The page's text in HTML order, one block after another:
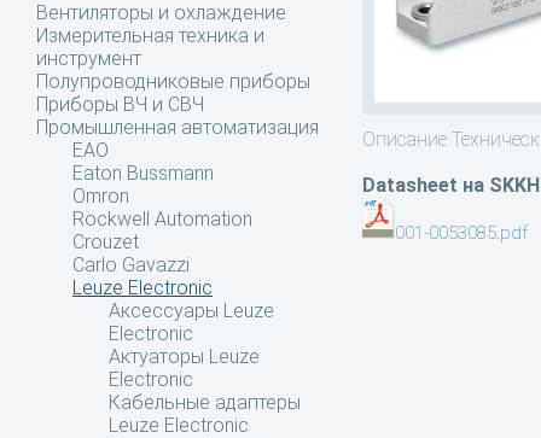
Вентиляторы и охлаждение
Измерительная техника и
инструмент
Полупроводниковые приборы
Приборы ВЧ и СВЧ
Промышленная автоматизация
EAO
Eaton Bussmann
Omron
Rockwell Automation
Crouzet
Carlo Gavazzi
Leuze Electronic
Аксессуары Leuze
Electronic
Актуаторы Leuze
Electronic
Кабельные адаптеры
Leuze Electronic
Описание
Datasheet на
001-0053085.pdf